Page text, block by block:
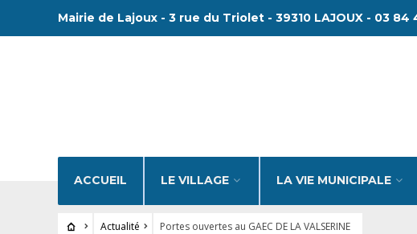
Mairie de Lajoux - 3 rue du Triolet - 39310 LAJOUX - 03 84
ACCUEIL LE VILLAGE LA VIE MUNICIPALE
Actualité Portes ouvertes au GAEC DE LA VALSERINE